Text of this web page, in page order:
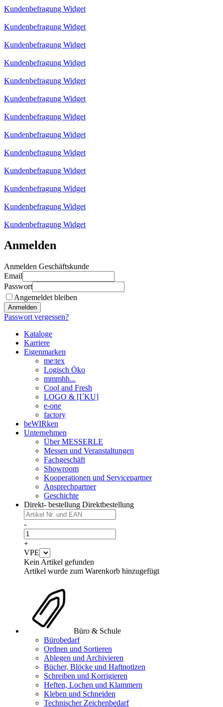
Kundenbefragung Widget
Kundenbefragung Widget
Kundenbefragung Widget
Kundenbefragung Widget
Kundenbefragung Widget
Kundenbefragung Widget
Kundenbefragung Widget
Kundenbefragung Widget
Kundenbefragung Widget
Kundenbefragung Widget
Kundenbefragung Widget
Kundenbefragung Widget
Kundenbefragung Widget
Anmelden
Anmelden Geschäftskunde
Email
Passwort
Angemeldet bleiben
Anmelden
Passwort vergessen?
Kataloge
Karriere
Eigenmarken
me:tex
Logisch Öko
mmmhh...
Cool and Fresh
LOGO & [I´KU]
e-one
factory
beWIRken
Unternehmen
Über MESSERLE
Messen und Veranstaltungen
Fachgeschäft
Showroom
Kooperationen und Servicepartner
Ansprechpartner
Geschichte
Direkt- bestellung Direktbestellung
-
+
VPE
Kein Artikel gefunden
Artikel wurde zum Warenkorb hinzugefügt
Büro & Schule
Bürobedarf
Ordnen und Sortieren
Ablegen und Archivieren
Bücher, Blöcke und Haftnotizen
Schreiben und Korrigieren
Heften, Lochen und Klammern
Kleben und Schneiden
Technischer Zeichenbedarf